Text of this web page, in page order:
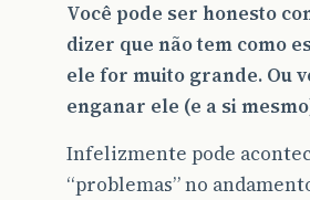
Você pode ser honesto
dizer que não tem como
ele for muito grande. Ou
enganar ele (e a si
Infelizmente pode
“problemas” no